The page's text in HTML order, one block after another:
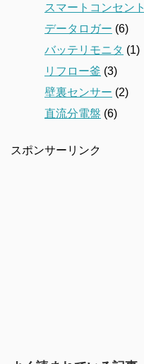
スマートコンセント
データロガー (6)
バッテリモニタ (1)
リフロー釜 (3)
壁裏センサー (2)
直流分電盤 (6)
スポンサーリンク